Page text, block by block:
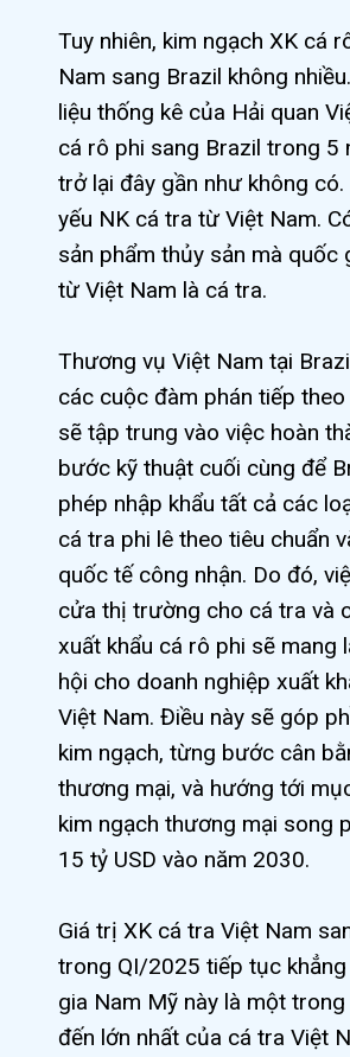
Tuy nhiên, kim ngạch XK cá
Nam sang Brazil không
liệu thống kê của Hải quan
cá rô phi sang Brazil trong 5
trở lại đây gần như không
yếu NK cá tra từ Việt Nam.
sản phẩm thủy sản mà quốc
từ Việt Nam là cá tra.
Thương vụ Việt Nam tại
các cuộc đàm phán tiếp
sẽ tập trung vào việc hoàn
bước kỹ thuật cuối cùng để
phép nhập khẩu tất cả các
cá tra phi lê theo tiêu chuẩn
quốc tế công nhận. Do đó,
cửa thị trường cho cá tra và
xuất khẩu cá rô phi sẽ mang
hội cho doanh nghiệp xuất
Việt Nam. Điều này sẽ góp
kim ngạch, từng bước cân
thương mại, và hướng tới
kim ngạch thương mại song
15 tỷ USD vào năm 2030.
Giá trị XK cá tra Việt Nam
trong QI/2025 tiếp tục
gia Nam Mỹ này là một
đến lớn nhất của cá tra Việt